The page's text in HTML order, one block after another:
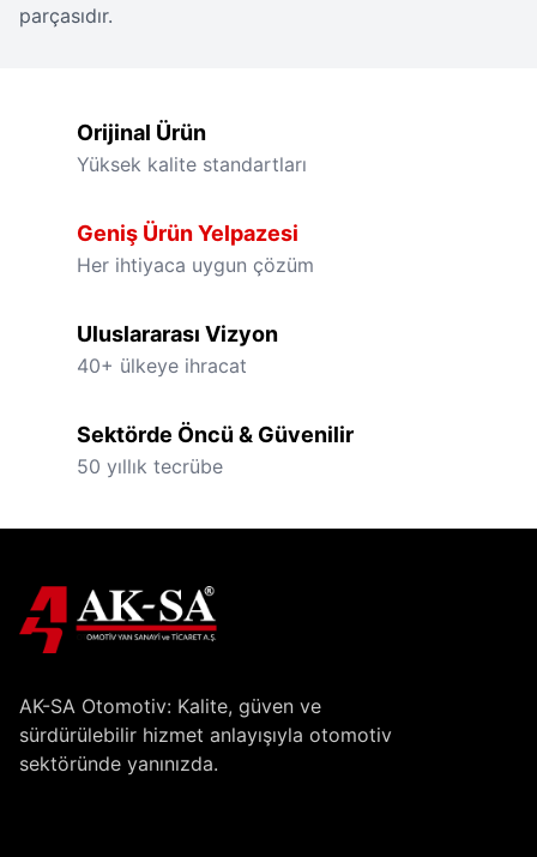
parçasıdır.
Orijinal Ürün
Yüksek kalite standartları
Geniş Ürün Yelpazesi
Her ihtiyaca uygun çözüm
Uluslararası Vizyon
40+ ülkeye ihracat
Sektörde Öncü & Güvenilir
50 yıllık tecrübe
AK-SA Otomotiv: Kalite, güven ve
sürdürülebilir hizmet anlayışıyla otomotiv
sektöründe yanınızda.